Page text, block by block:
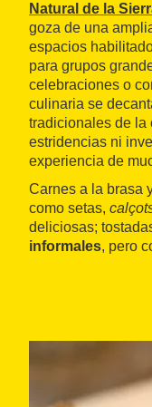
Natural de la
goza de una
espacios
para grupos
celebraciones o
culinaria se
tradicionales de la
estridencias ni
experiencia de
Carnes a la brasa
como setas,
deliciosas;
informales, pero